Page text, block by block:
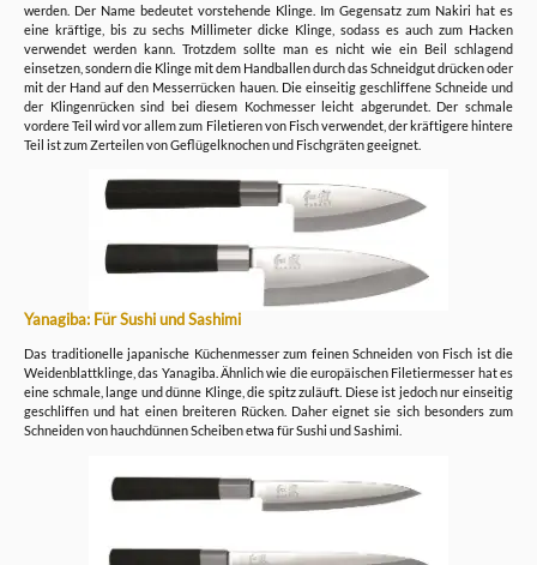
werden. Der Name bedeutet vorstehende Klinge. Im Gegensatz zum Nakiri hat es
eine kräftige, bis zu sechs Millimeter dicke Klinge, sodass es auch zum Hacken
verwendet werden kann. Trotzdem sollte man es nicht wie ein Beil schlagend
einsetzen, sondern die Klinge mit dem Handballen durch das Schneidgut drücken oder
mit der Hand auf den Messerrücken hauen. Die einseitig geschliffene Schneide und
der Klingenrücken sind bei diesem Kochmesser leicht abgerundet. Der schmale
vordere Teil wird vor allem zum Filetieren von Fisch verwendet, der kräftigere hintere
Teil ist zum Zerteilen von Geflügelknochen und Fischgräten geeignet.
Yanagiba: Für Sushi und Sashimi
Das traditionelle japanische Küchenmesser zum feinen Schneiden von Fisch ist die
Weidenblattklinge, das Yanagiba. Ähnlich wie die europäischen Filetiermesser hat es
eine schmale, lange und dünne Klinge, die spitz zuläuft. Diese ist jedoch nur einseitig
geschliffen und hat einen breiteren Rücken. Daher eignet sie sich besonders zum
Schneiden von hauchdünnen Scheiben etwa für Sushi und Sashimi.